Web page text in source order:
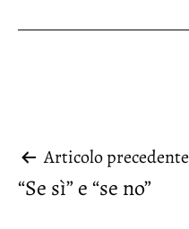
Navigazione
articoli
Articolo precedente
“Se sì” e “se no”